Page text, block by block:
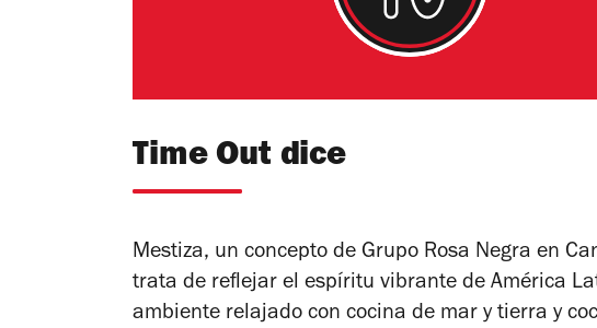
Time Out dice
Mestiza, un concepto de Grupo Rosa Negra en
trata de reflejar el espíritu vibrante de América
ambiente relajado con cocina de mar y tierra y